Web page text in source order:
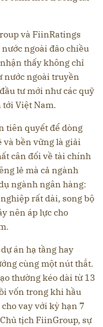
và FiinRatings
ngoài đảo chiều
thấy không chỉ
nước ngoài truyền
tư mới như các quỹ
tới Việt Nam.
tiên quyết để dòng
bền vững là giải
cân đối về tài chính
lẻ mà cả ngành
ngành ngân hàng:
rất dài, song bộ
nên áp lực cho
án hạ tầng hay
cùng một nút thắt.
thường kéo dài từ 13
vốn trong khi hầu
vay với kỳ hạn 7
tịch FiinGroup, sự